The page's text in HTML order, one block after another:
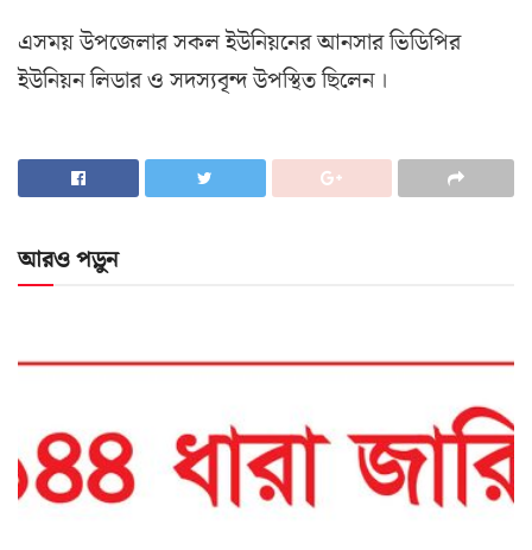
এসময় উপজেলার সকল ইউনিয়নের আনসার ভিডিপির
ইউনিয়ন লিডার ও সদস্যবৃন্দ উপস্থিত ছিলেন ।
আরও পড়ুন